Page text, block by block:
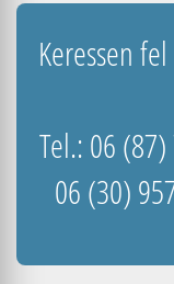
Keressen
Tel.: 06
06 (30)